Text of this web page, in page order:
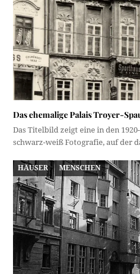
Das ehemalige Palais Troyer-
Das Titelbild zeigt eine in den
schwarz-weiß Fotografie, auf der
HÄUSER MENSCHEN